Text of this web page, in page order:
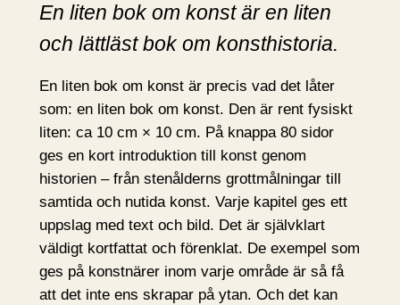
En liten bok om konst är en liten
och lättläst bok om konsthistoria.
En liten bok om konst är precis vad det låter
som: en liten bok om konst. Den är rent fysiskt
liten: ca 10 cm × 10 cm. På knappa 80 sidor
ges en kort introduktion till konst genom
historien – från stenålderns grottmålningar till
samtida och nutida konst. Varje kapitel ges ett
uppslag med text och bild. Det är självklart
väldigt kortfattat och förenklat. De exempel som
ges på konstnärer inom varje område är så få
att det inte ens skrapar på ytan. Och det kan